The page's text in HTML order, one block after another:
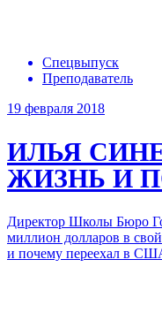
Спецвыпуск
Преподаватель
19 февраля 2018
ИЛЬЯ
ЖИЗНЬ И
Директор Школы Бюро
миллион долларов в
и почему переехал в